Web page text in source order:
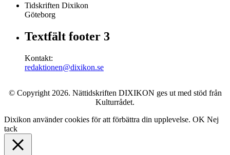
Tidskriften Dixikon
Göteborg
Textfält footer 3
Kontakt:
redaktionen@dixikon.se
© Copyright 2026. Nättidskriften DIXIKON ges ut med stöd från
Kulturrådet.
Dixikon använder cookies för att förbättra din upplevelse. OK Nej
tack